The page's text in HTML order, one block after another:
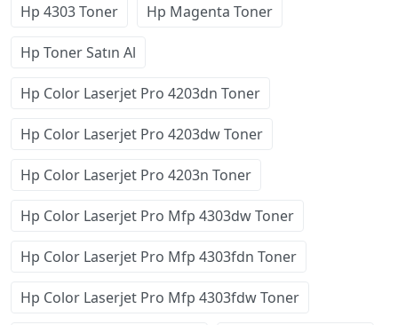
Hp 4303 Toner Hp Magenta Toner
Hp Toner Satın Al
Hp Color Laserjet Pro 4203dn Toner
Hp Color Laserjet Pro 4203dw Toner
Hp Color Laserjet Pro 4203n Toner
Hp Color Laserjet Pro Mfp 4303dw Toner
Hp Color Laserjet Pro Mfp 4303fdn Toner
Hp Color Laserjet Pro Mfp 4303fdw Toner